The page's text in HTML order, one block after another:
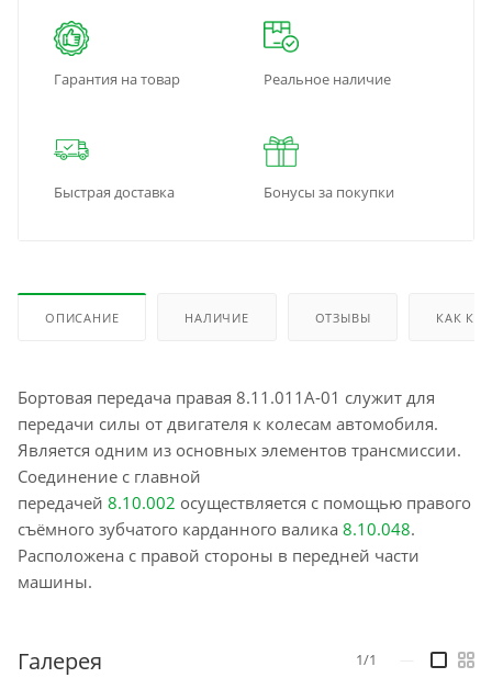
Гарантия на товар Реальное наличие
Быстрая доставка Бонусы за покупки
ОПИСАНИЕ НАЛИЧИЕ ОТЗЫВЫ КАК
Бортовая передача правая 8.11.011А-01 служит для
передачи силы от двигателя к колесам автомобиля.
Является одним из основных элементов трансмиссии.
Соединение с главной
передачей 8.10.002 осуществляется с помощью правого
съёмного зубчатого карданного валика 8.10.048.
Расположена с правой стороны в передней части
машины.
Галерея 1/1